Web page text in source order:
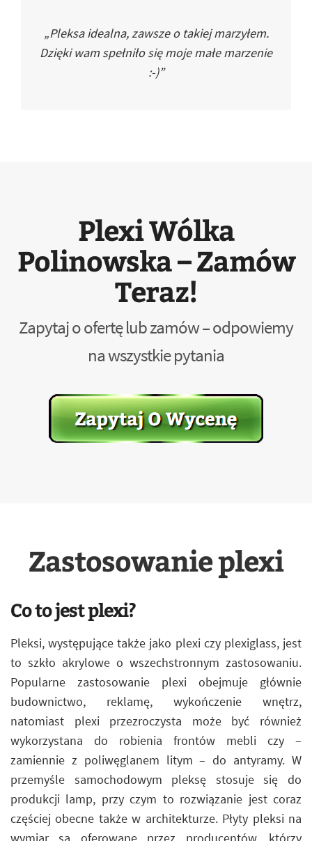
„Pleksa idealna, zawsze o takiej marzyłem.
Dzięki wam spełniło się moje małe marzenie
:-)”
Plexi Wólka
Polinowska – Zamów
Teraz!
Zapytaj o ofertę lub zamów – odpowiemy
na wszystkie pytania
Zastosowanie plexi
Co to jest plexi?
Pleksi, występujące także jako plexi czy plexiglass, jest
to szkło akrylowe o wszechstronnym zastosowaniu.
Popularne zastosowanie plexi obejmuje głównie
budownictwo, reklamę, wykończenie wnętrz,
natomiast plexi przezroczysta może być również
wykorzystana do robienia frontów mebli czy –
zamiennie z poliwęglanem litym – do antyramy. W
przemyśle samochodowym pleksę stosuje się do
produkcji lamp, przy czym to rozwiązanie jest coraz
częściej obecne także w architekturze. Płyty pleksi na